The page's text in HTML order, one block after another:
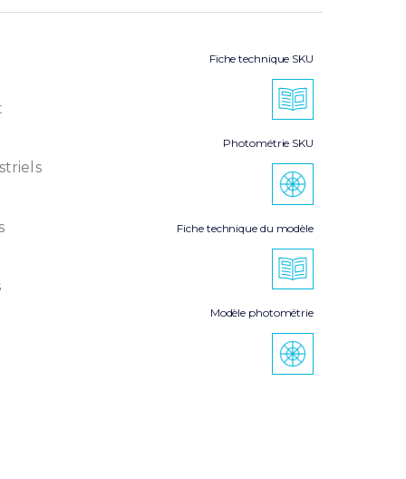
Fiche technique SKU
Photométrie SKU
Fiche technique du modèle
Modèle photométrie